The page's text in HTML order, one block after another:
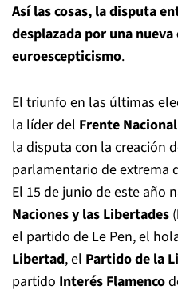
Así las cosas, la disputa
desplazada por una
euroescepticismo.
El triunfo en las últimas
la líder del Frente Nacional
la disputa con la creación
parlamentario de extrema
El 15 de junio de este año
Naciones y las Libertades (
el partido de Le Pen, el
Libertad, el Partido de la
partido Interés Flamenco